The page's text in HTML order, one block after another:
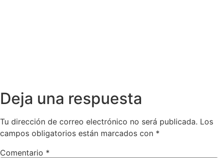
Deja una respuesta
Tu dirección de correo electrónico no será publicada. Los
campos obligatorios están marcados con *
Comentario *